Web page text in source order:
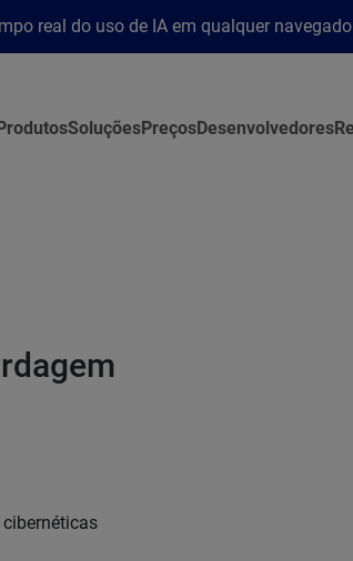
real do uso de IA em qualquer
SoluçõesPreçosDesenvolvedores